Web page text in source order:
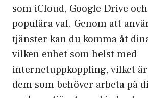
som iCloud, Google Drive
populära val. Genom att
tjänster kan du komma åt
vilken enhet som helst med
internetuppkoppling, vilket
dem som behöver arbeta på